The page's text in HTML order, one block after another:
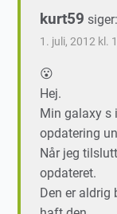
kurt59 siger:
1. juli, 2012 kl.
😮
Hej.
Min galaxy s
opdatering
Når jeg
opdateret.
Den er aldrig